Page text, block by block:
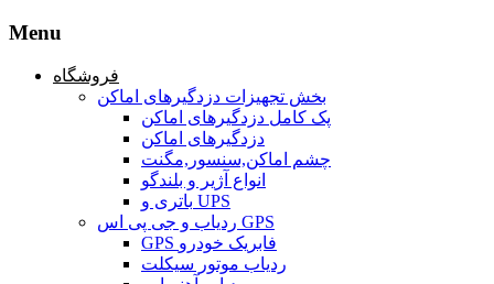
Menu
فروشگاه
بخش تجهیزات دزدگیرهای اماکن
پک کامل دزدگیرهای اماکن
دزدگیرهای اماکن
چشم اماکن,سنسور,مگنت
انواع آژیر و بلندگو
باتری و UPS
ردیاب و جی پی اس GPS
GPS فابریک خودرو
ردیاب موتور سیکلت